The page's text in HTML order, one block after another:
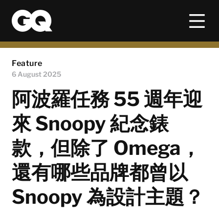
Feature
6 August 2025
阿波羅任務 55 週年迎
來 Snoopy 紀念錶
款，但除了 Omega，
還有哪些品牌都曾以
Snoopy 為設計主題？